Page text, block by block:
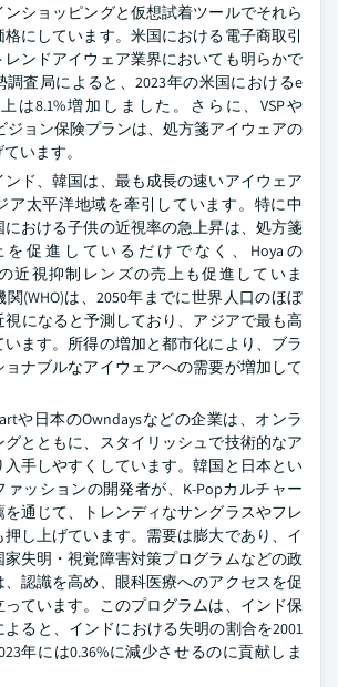
ンショッピングと仮想試着ツールでそれら
にしています。米国における電子商取引
ンドアイウェア業界においても明らかで
調査局によると、2023年の米国におけるe
は8.1%増加しました。さらに、VSPや
ジョン保険プランは、処方箋アイウェアの
います。
ド、韓国は、最も成長の速いアイウェア
ア太平洋地域を牽引しています。特に中
における子供の近視率の急上昇は、処方箋
を促進しているだけでなく、Hoyaの
近視抑制レンズの売上も促進していま
(WHO)は、2050年までに世界人口のほぼ
視になると予測しており、アジアで最も高
ます。所得の増加と都市化により、ブラ
ョナブルなアイウェアへの需要が増加して
や日本のOwndaysなどの企業は、オンラ
グとともに、スタイリッシュで技術的なア
入手しやすくしています。韓国と日本とい
ァッションの開発者が、K-Popカルチャー
通じて、トレンディなサングラスやフレ
し上げています。需要は膨大であり、イ
家失明・視覚障害対策プログラムなどの政
、認識を高め、眼科医療へのアクセスを促
ています。このプログラムは、インド保
ると、インドにおける失明の割合を2001
年には0.36%に減少させるのに貢献しま